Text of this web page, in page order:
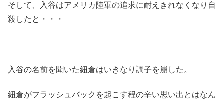
そして、入谷はアメリカ陸軍の追求に耐えきれなくなり自
殺したと・・・
入谷の名前を聞いた紐倉はいきなり調子を崩した。
紐倉がフラッシュバックを起こす程の辛い思い出とはなん